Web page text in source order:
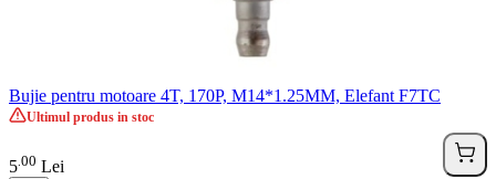
Bujie pentru motoare 4T, 170P, M14*1.25MM, Elefant F7TC
Ultimul produs in stoc
5 00 Lei